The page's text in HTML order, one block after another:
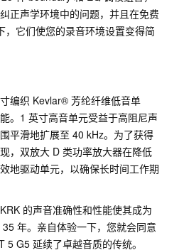
正声学环境中的问题，并且在免费
，它们使您的录音环境设置变得简
编织 Kevlar® 芳纶纤维低音单
。1 英寸高音单元受益于高阻尼声
平滑地扩展至 40 kHz。为了获得
，双放大 D 类功率放大器在降低
地驱动单元，以确保长时间工作期
的声音准确性和性能使其成为
年。亲自体验一下，您就会同意
G5 延续了卓越音质的传统。